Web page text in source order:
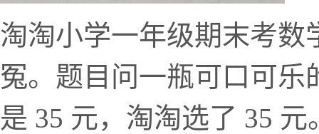
淘淘小学一年级期末考数
冤。题目问一瓶可口可乐
是 35 元，淘淘选了 35